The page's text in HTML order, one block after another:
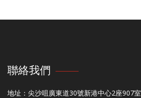
聯絡我們
地址：尖沙咀廣東道30號新港中心2座907室